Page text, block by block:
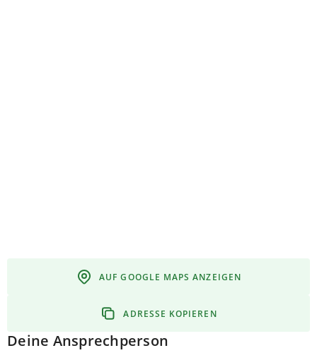
AUF GOOGLE MAPS ANZEIGEN
ADRESSE KOPIEREN
Deine Ansprechperson